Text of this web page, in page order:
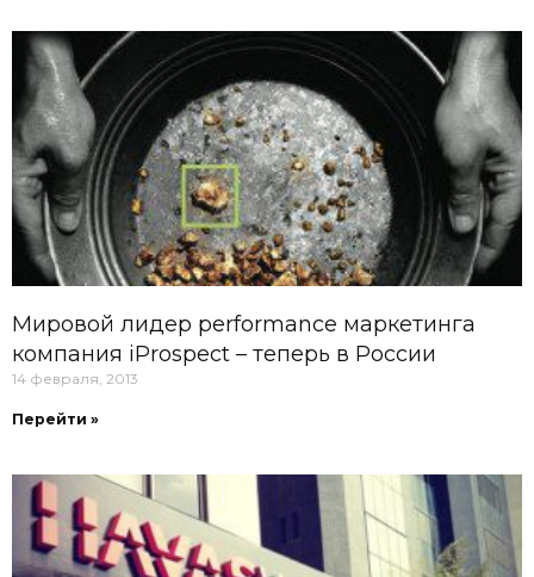
Мировой лидер performance маркетинга
компания iProspect – теперь в России
14 февраля, 2013
Перейти »